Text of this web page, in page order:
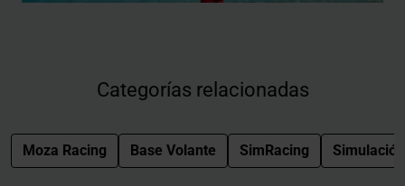
Categorías relacionadas
Moza Racing Base Volante SimRacing Simulación